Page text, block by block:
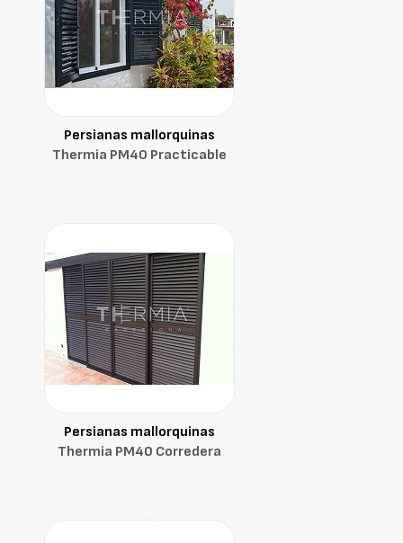
Persianas mallorquinas
Thermia PM40 Practicable
Persianas mallorquinas
Thermia PM40 Corredera